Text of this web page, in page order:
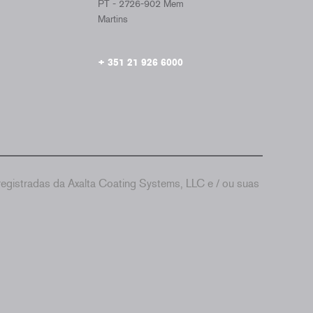
PT - 2726-902 Mem
Martins
+ 351 21 926 6000
da Axalta Coating Systems, LLC e / ou suas